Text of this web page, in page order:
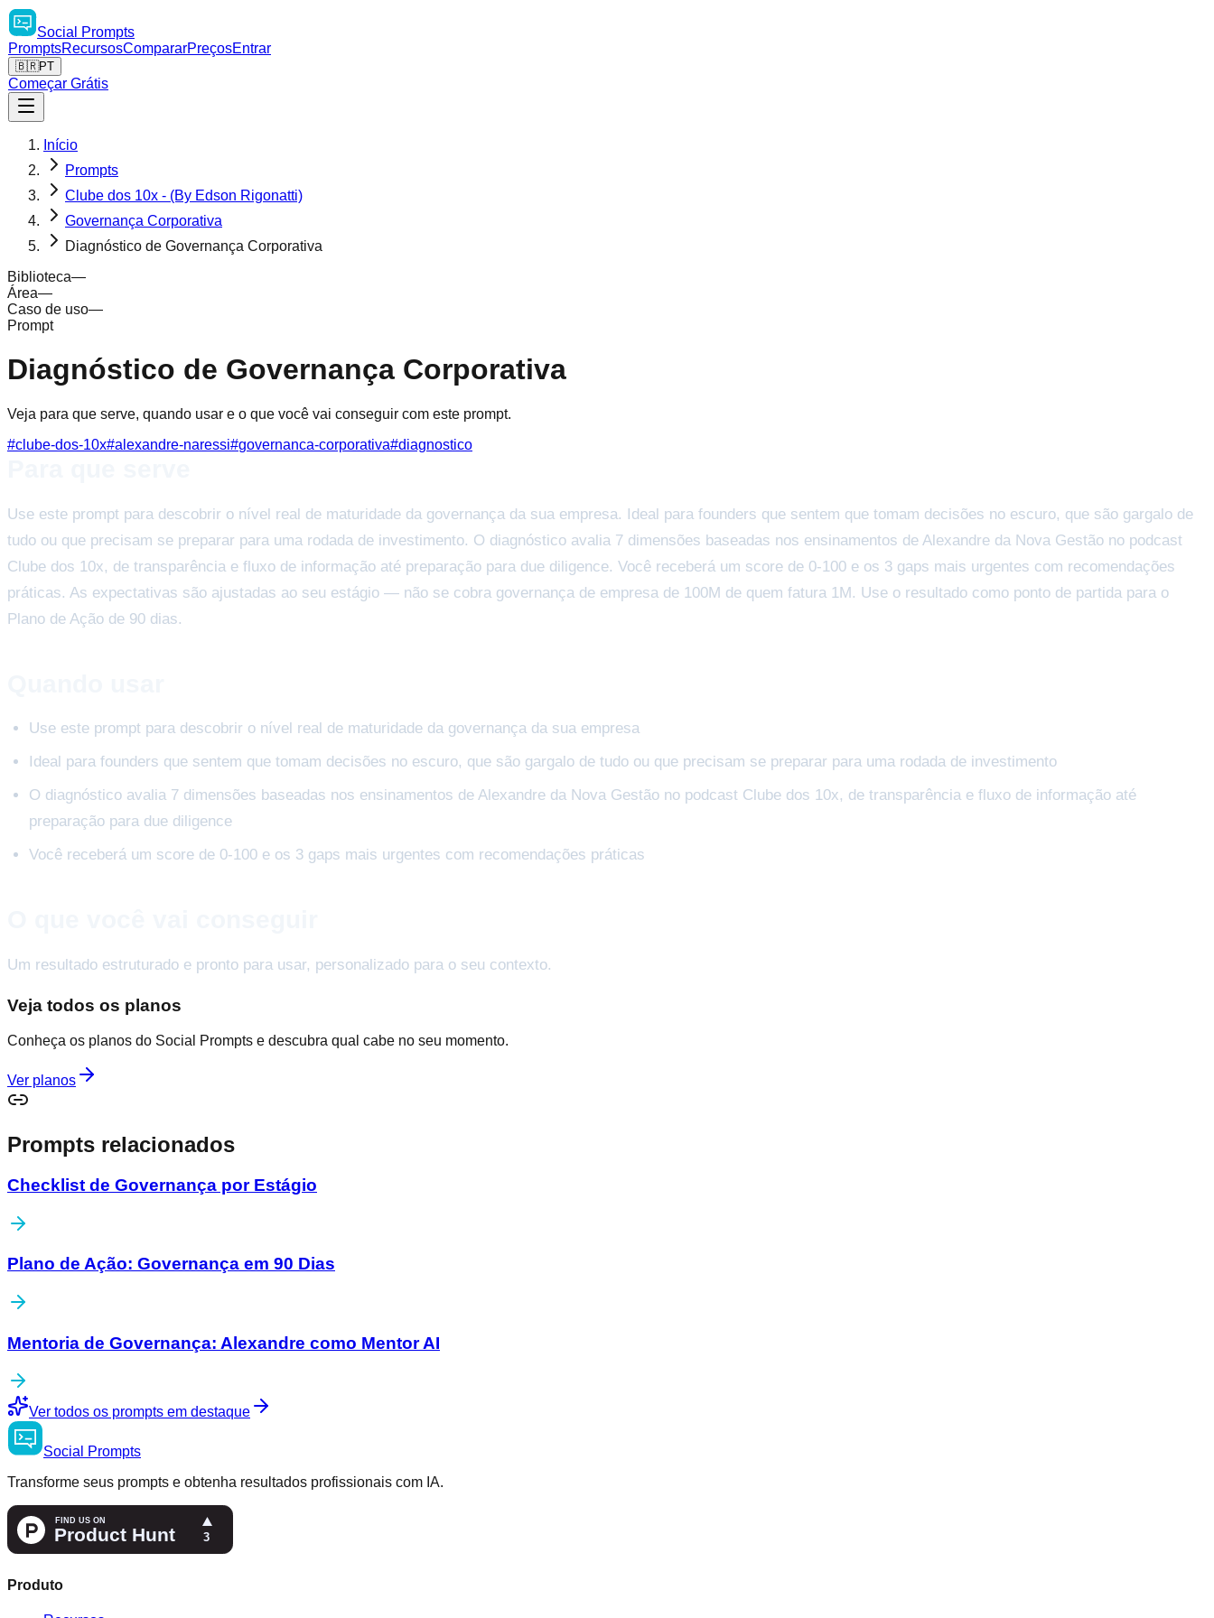
Social
Prompts
PromptsRecursosCompararPreçosEntrar
🇧🇷PT
Começar Grátis
Início
Prompts
Clube dos 10x - (By Edson Rigonatti)
Governança Corporativa
Diagnóstico de Governança Corporativa
Biblioteca—
Área—
Caso de uso—
Prompt
Diagnóstico de Governança Corporativa
Veja para que serve, quando usar e o que você vai conseguir com este prompt.
#clube-dos-10x#alexandre-naressi#governanca-corporativa#diagnostico
Use este prompt para descobrir o nível real de maturidade da governança da sua empresa. Ideal para founders que sentem que tomam decisões no escuro, que são gargalo de
tudo ou que precisam se preparar para uma rodada de investimento. O diagnóstico avalia 7 dimensões baseadas nos ensinamentos de Alexandre da Nova Gestão no podcast
Clube dos 10x, de transparência e fluxo de informação até preparação para due diligence. Você receberá um score de 0-100 e os 3 gaps mais urgentes com recomendações
práticas. As expectativas são ajustadas ao seu estágio — não se cobra governança de empresa de 100M de quem fatura 1M. Use o resultado como ponto de partida para o
Plano de Ação de 90 dias.
Use este prompt para descobrir o nível real de maturidade da governança da sua empresa
Ideal para founders que sentem que tomam decisões no escuro, que são gargalo de tudo ou que precisam se preparar para uma rodada de investimento
O diagnóstico avalia 7 dimensões baseadas nos ensinamentos de Alexandre da Nova Gestão no podcast Clube dos 10x, de transparência e fluxo de informação até
preparação para due diligence
Você receberá um score de 0-100 e os 3 gaps mais urgentes com recomendações práticas
Um resultado estruturado e pronto para usar, personalizado para o seu contexto.
Veja todos os planos
Conheça os planos do Social Prompts e descubra qual cabe no seu momento.
Ver planos
Prompts relacionados
Checklist de Governança por Estágio
Plano de Ação: Governança em 90 Dias
Mentoria de Governança: Alexandre como Mentor AI
Ver todos os prompts em destaque
Social
Prompts
Transforme seus prompts e obtenha resultados profissionais com IA.
Produto